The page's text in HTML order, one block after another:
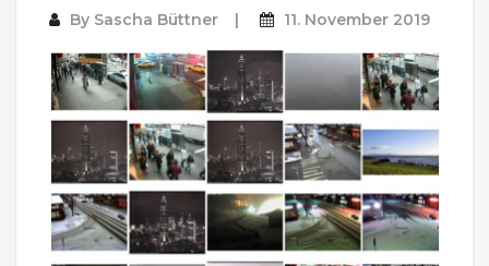
By Sascha Büttner 11. November 2019